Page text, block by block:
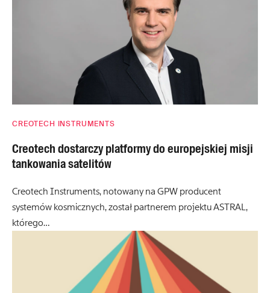
CREOTECH INSTRUMENTS
Creotech dostarczy platformy do europejskiej misji
tankowania satelitów
Creotech Instruments, notowany na GPW producent
systemów kosmicznych, został partnerem projektu ASTRAL,
którego…